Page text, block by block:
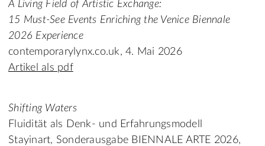
A Living Field of Artistic Exchange:
15 Must-See Events Enriching the Venice Biennale
2026 Experience
contemporarylynx.co.uk, 4. Mai 2026
Artikel als pdf
Shifting Waters
Fluidität als Denk- und Erfahrungsmodell
Stayinart, Sonderausgabe BIENNALE ARTE 2026,